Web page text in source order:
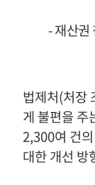
- 재산권
법제처(처장
게 불편을 주
2,300여 건
대한 개선 방